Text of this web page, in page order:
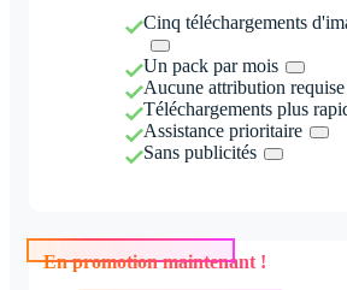
Cinq téléchargements
Un pack par mois
Aucune attribution requise
Téléchargements plus
Assistance prioritaire
Sans publicités
En promotion maintenant !